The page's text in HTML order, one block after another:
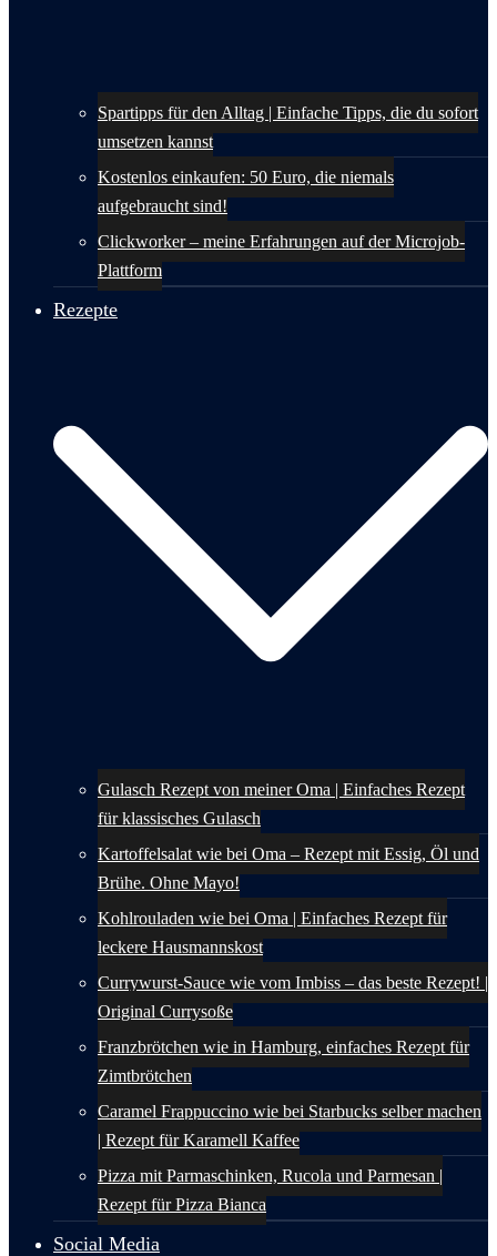
Spartipps für den Alltag | Einfache Tipps, die du sofort
umsetzen kannst
Kostenlos einkaufen: 50 Euro, die niemals
aufgebraucht sind!
Clickworker – meine Erfahrungen auf der Microjob-
Plattform
Rezepte
Gulasch Rezept von meiner Oma | Einfaches Rezept
für klassisches Gulasch
Kartoffelsalat wie bei Oma – Rezept mit Essig, Öl und
Brühe. Ohne Mayo!
Kohlrouladen wie bei Oma | Einfaches Rezept für
leckere Hausmannskost
Currywurst-Sauce wie vom Imbiss – das beste Rezept! |
Original Currysoße
Franzbrötchen wie in Hamburg, einfaches Rezept für
Zimtbrötchen
Caramel Frappuccino wie bei Starbucks selber machen
| Rezept für Karamell Kaffee
Pizza mit Parmaschinken, Rucola und Parmesan |
Rezept für Pizza Bianca
Social Media